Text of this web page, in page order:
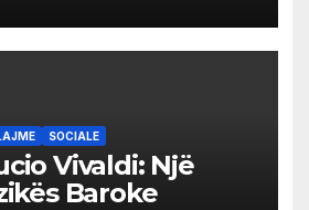
SOCIALE
Vivaldi: Një
Baroke